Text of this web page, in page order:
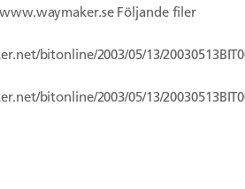
Följande filer
bitonline/2003/05/13/
bitonline/2003/05/13/